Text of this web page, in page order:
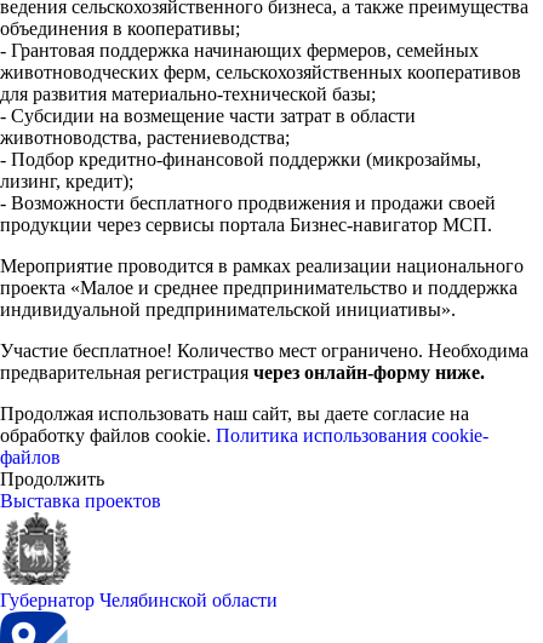
ведения сельскохозяйственного бизнеса, а также преимущества
объединения в кооперативы;
- Грантовая поддержка начинающих фермеров, семейных
животноводческих ферм, сельскохозяйственных кооперативов
для развития материально-технической базы;
- Субсидии на возмещение части затрат в области
животноводства, растениеводства;
- Подбор кредитно-финансовой поддержки (микрозаймы,
лизинг, кредит);
- Возможности бесплатного продвижения и продажи своей
продукции через сервисы портала Бизнес-навигатор МСП.
Мероприятие проводится в рамках реализации национального
проекта «Малое и среднее предпринимательство и поддержка
индивидуальной предпринимательской инициативы».
Участие бесплатное! Количество мест ограничено. Необходима
предварительная регистрация через онлайн-форму ниже.
Продолжая использовать наш сайт, вы даете согласие на
обработку файлов cookie. Политика использования cookie-
файлов
Продолжить
Выставка проектов
Губернатор Челябинской области